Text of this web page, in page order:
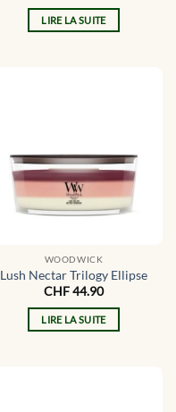
LIRE LA SUITE
WOODWICK
Lush Nectar Trilogy Ellipse
CHF44.90
LIRE LA SUITE